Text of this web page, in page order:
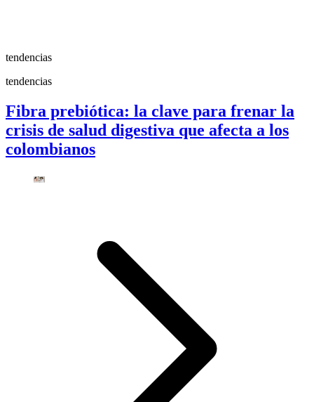
tendencias
tendencias
Fibra prebiótica: la clave para frenar la
crisis de salud digestiva que afecta a los
colombianos